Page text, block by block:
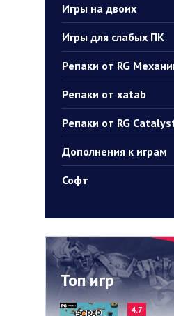
Игры на двоих
Игры для слабых ПК
Репаки от RG
Репаки от xatab
Репаки от RG
Дополнения к играм
Софт
Топ игр
4.7